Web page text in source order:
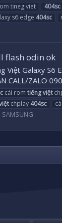
tineg viet 404sc
s6 edge 404sc
flash odin ok
Galaxy
CALL/ZALO
cái rom tiếngviệt
chplay 404sc cài
SAMSUNG